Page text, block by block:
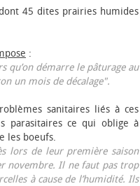
45 dites prairies humides
:
qu’on démarre le pâturage au
un mois de décalage".
sanitaires liés à ces
parasitaires ce qui oblige à
les bœufs.
lors de leur première saison
novembre. Il ne faut pas trop
à cause de l’humidité. Ils